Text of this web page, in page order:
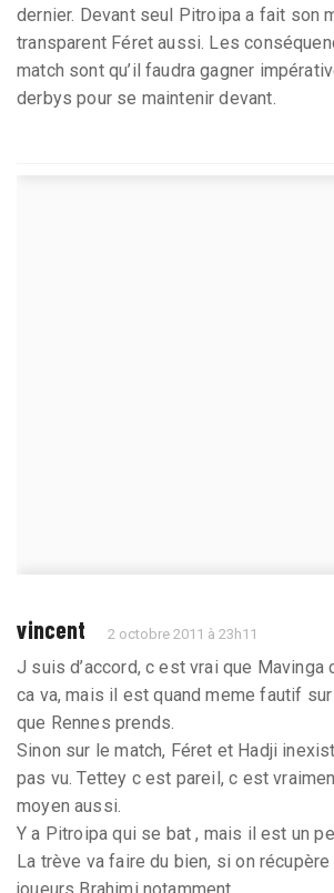
dernier. Devant seul Pitroipa a fait son
transparent Féret aussi. Les
match sont qu’il faudra gagner
derbys pour se maintenir devant.
vincent 2 octobre 2011 à 23h11
J suis d’accord, c est vrai que Mavinga
ca va, mais il est quand meme fautif
que Rennes prends.
Sinon sur le match, Féret et Hadji
pas vu. Tettey c est pareil, c est
moyen aussi.
Y a Pitroipa qui se bat , mais il est un
La trève va faire du bien, si on